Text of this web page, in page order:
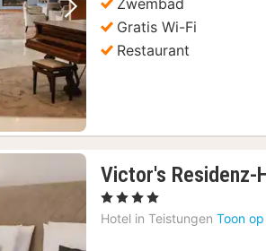
Volgende foto
Zwembad
Gratis Wi-Fi
Restaurant
Victor's Residenz-
, 4 Sterren
Hotel in Teistungen Toon